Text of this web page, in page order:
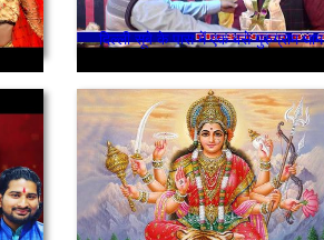
दिल्ली सूबे के पास में एक बसे गुरुग्राम धाम